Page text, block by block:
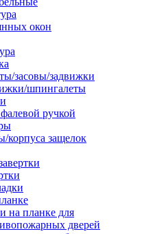
окон
засовы/задвижки
шпингалеты
ручкой
корпуса защелок
на планке для
дверей